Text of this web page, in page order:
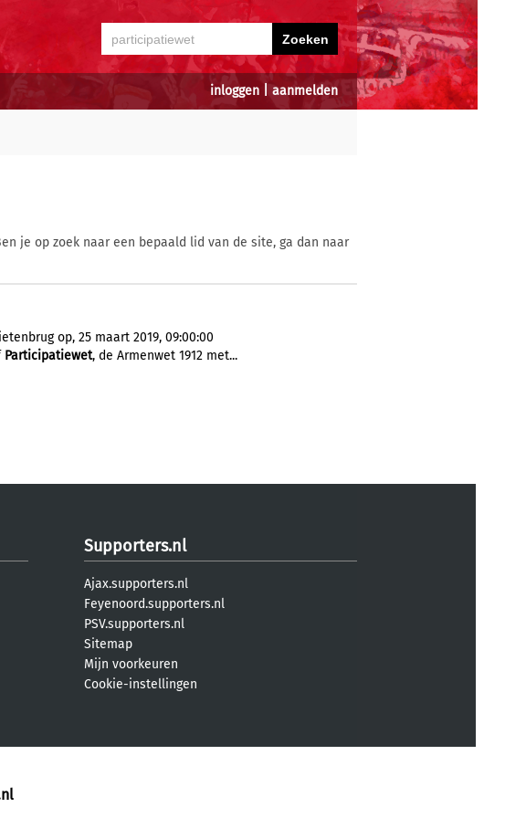
inloggen aanmelden
je op zoek naar een bepaald lid van de site, ga dan naar
op, 25 maart 2019, 09:00:00
Participatiewet, de Armenwet 1912 met...
Supporters.nl
Ajax.supporters.nl
Feyenoord.supporters.nl
PSV.supporters.nl
Sitemap
Mijn voorkeuren
Cookie-instellingen